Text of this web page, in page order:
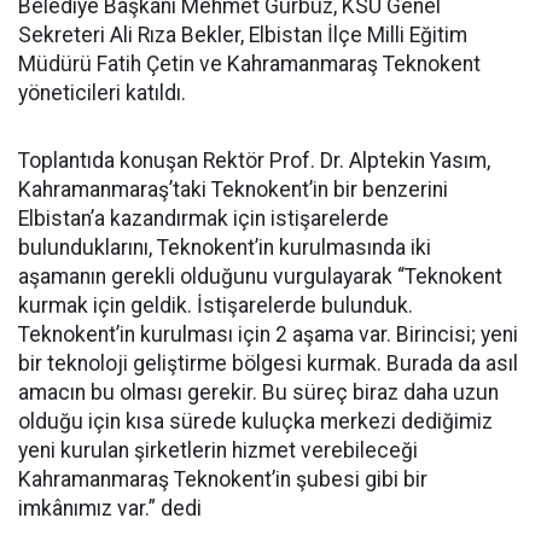
Belediye Başkanı Mehmet Gürbüz, KSÜ Genel
Sekreteri Ali Rıza Bekler, Elbistan İlçe Milli Eğitim
Müdürü Fatih Çetin ve Kahramanmaraş Teknokent
yöneticileri katıldı.
Toplantıda konuşan Rektör Prof. Dr. Alptekin Yasım,
Kahramanmaraş’taki Teknokent’in bir benzerini
Elbistan’a kazandırmak için istişarelerde
bulunduklarını, Teknokent’in kurulmasında iki
aşamanın gerekli olduğunu vurgulayarak “Teknokent
kurmak için geldik. İstişarelerde bulunduk.
Teknokent’in kurulması için 2 aşama var. Birincisi; yeni
bir teknoloji geliştirme bölgesi kurmak. Burada da asıl
amacın bu olması gerekir. Bu süreç biraz daha uzun
olduğu için kısa sürede kuluçka merkezi dediğimiz
yeni kurulan şirketlerin hizmet verebileceği
Kahramanmaraş Teknokent’in şubesi gibi bir
imkânımız var.” dedi